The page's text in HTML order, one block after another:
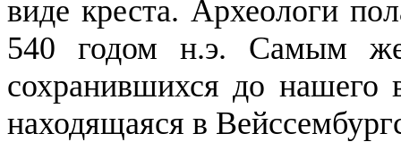
виде креста. Археологи
540 годом н.э. Самым
сохранившихся до нашего
находящаяся в